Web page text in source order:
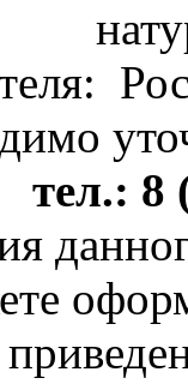
тел.: 8